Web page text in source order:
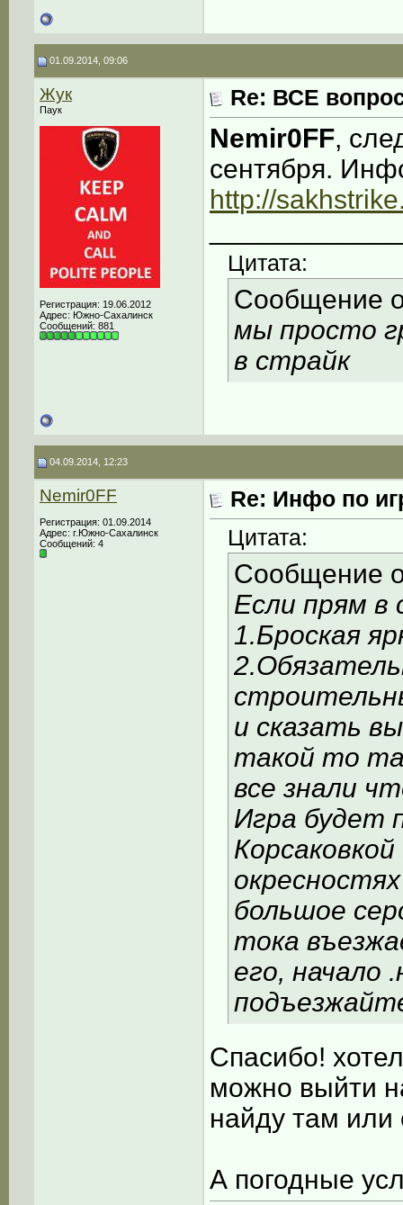
01.09.2014, 09:06
Жук
Паук
Регистрация: 19.06.2012
Адрес: Южно-Сахалинск
Сообщений: 881
Re: ВСЕ
Nemir0FF,
сентября.
http://
Цитата:
Сообщение
мы просто
в страйк
04.09.2014, 12:23
Nemir0FF
Регистрация: 01.09.2014
Адрес: г.Южно-Сахалинск
Сообщений: 4
Re: Инфо по
Цитата:
Сообщение
Если прям в
1.Броская
и сказать
такой то
все знали
Игра будет
большое
тока
его, начало
Спасибо!
можно выйти
найду там или
А погодные